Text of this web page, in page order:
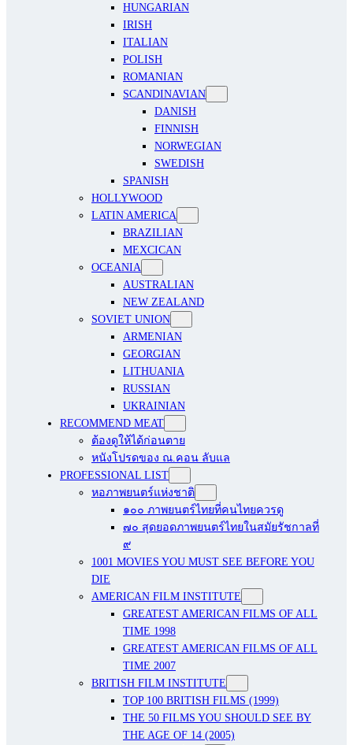
HUNGARIAN
IRISH
ITALIAN
POLISH
ROMANIAN
SCANDINAVIAN
DANISH
FINNISH
NORWEGIAN
SWEDISH
SPANISH
HOLLYWOOD
LATIN AMERICA
BRAZILIAN
MEXCICAN
OCEANIA
AUSTRALIAN
NEW ZEALAND
SOVIET UNION
ARMENIAN
GEORGIAN
LITHUANIA
RUSSIAN
UKRAINIAN
RECOMMEND MEAT
ต้องดูให้ได้ก่อนตาย
หนังโปรดของ ณ.คอน ลับแล
PROFESSIONAL LIST
หอภาพยนตร์แห่งชาติ
๑๐๐ ภาพยนตร์ไทยที่คนไทยควรดู
๗๐ สุดยอดภาพยนตร์ไทยในสมัยรัชกาลที่
๙
1001 MOVIES YOU MUST SEE BEFORE YOU
DIE
AMERICAN FILM INSTITUTE
GREATEST AMERICAN FILMS OF ALL
TIME 1998
GREATEST AMERICAN FILMS OF ALL
TIME 2007
BRITISH FILM INSTITUTE
TOP 100 BRITISH FILMS (1999)
THE 50 FILMS YOU SHOULD SEE BY
THE AGE OF 14 (2005)